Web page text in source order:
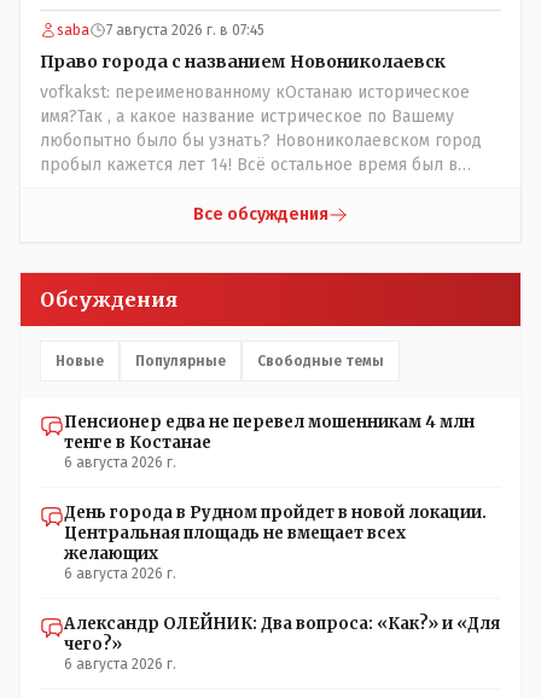
сужу лично и это моё мнение- может ошибочное, но это
моё личное) менталитет такой - спокойный и
пофигистский, в генах и в крови уважение и почтение к
старшим ( под старшим надо понимать - по возрасту, по
социальному положению, по богатству, по родословной
и так далее) передающиее с молоком матери. Не зря же
принято: - старший род из Младшего Жуза подчиняется
и уважает младший род из Среднего Жуза, и старший
род из Среднего Жуза так же поступает по отношению к
младшему роду из Старшего Жуза. Этого сейчас не
подсознательном уровне - это сидит. Так что пока будет
так.
saba 7 августа 2026 г. в 07:45
Право города с названием Новониколаевск
vofkakst: переименованному кОстанаю историческое
имя?Так , а какое название истрическое по Вашему
любопытно было бы узнать? Новониколаевском город
пробыл кажется лет 14! Всё остальное время был в
Костанай. Что не так? При чём здесь ономасты? Был
историческое?
Все обсуждения
Обсуждения
Новые Популярные Свободные темы
Пенсионер едва не перевел мошенникам 4 млн
тенге в Костанае
6 августа 2026 г.
День города в Рудном пройдет в новой локации.
Центральная площадь не вмещает всех
желающих
6 августа 2026 г.
Александр ОЛЕЙНИК: Два вопроса: «Как?» и «Для
чего?»
6 августа 2026 г.